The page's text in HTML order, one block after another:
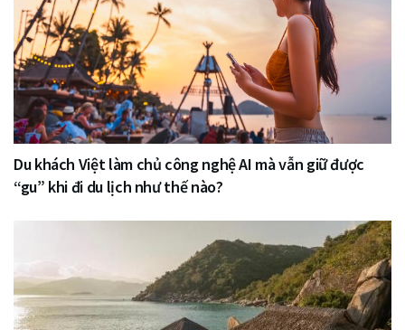
Du khách Việt làm chủ công nghệ AI mà vẫn giữ được
“gu” khi đi du lịch như thế nào?